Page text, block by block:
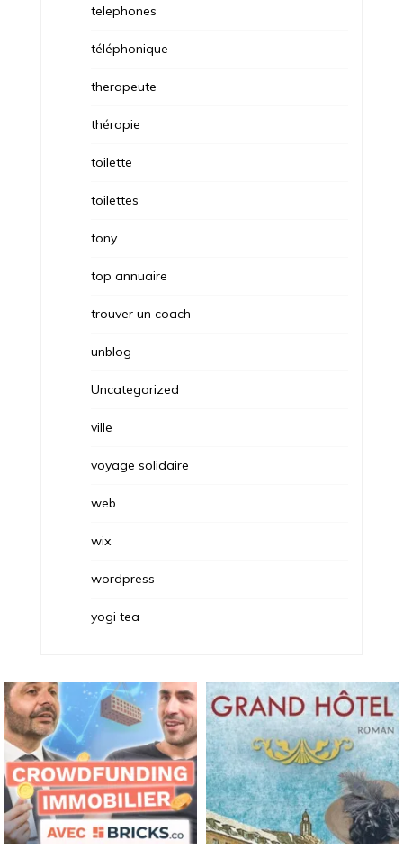
telephones
téléphonique
therapeute
thérapie
toilette
toilettes
tony
top annuaire
trouver un coach
unblog
Uncategorized
ville
voyage solidaire
web
wix
wordpress
yogi tea